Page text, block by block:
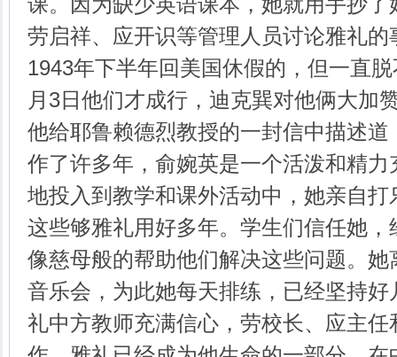
劳启祥、应开识等管理人员讨论雅礼
1943年下半年回美国休假的，但一直
月3日他们才成行，迪克巽对他俩大加
他给耶鲁赖德烈教授的一封信中描述道
作了许多年，俞婉英是一个活泼和精
地投入到教学和课外活动中，她亲自
这些够雅礼用好多年。学生们信任她
像慈母般的帮助他们解决这些问题。
音乐会，为此她每天排练，已经坚持
礼中方教师充满信心，劳校长、应主